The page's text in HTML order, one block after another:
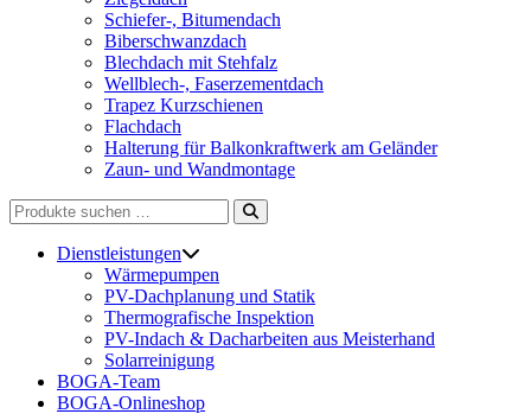
Schiefer-, Bitumendach
Biberschwanzdach
Blechdach mit Stehfalz
Wellblech-, Faserzementdach
Trapez Kurzschienen
Flachdach
Halterung für Balkonkraftwerk am Geländer
Zaun- und Wandmontage
Suchen
nach:
Dienstleistungen
Wärmepumpen
PV-Dachplanung und Statik
Thermografische Inspektion
PV-Indach & Dacharbeiten aus Meisterhand
Solarreinigung
BOGA-Team
BOGA-Onlineshop